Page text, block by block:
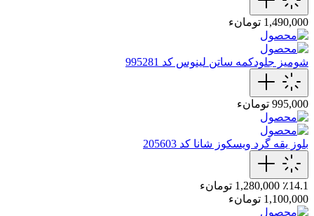
1,490,000 تومانء
شومیز جلودکمه ساتن لینوس کد 995281
995,000 تومانء
بلوز یقه گرد ویسکوز شانا کد 205603
٪14.1 1,280,000 تومانء
1,100,000 تومانء